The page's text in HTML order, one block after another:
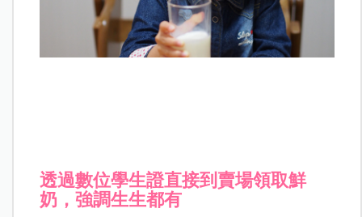
透過數位學生證直接到賣場領取鮮
奶，強調生生都有